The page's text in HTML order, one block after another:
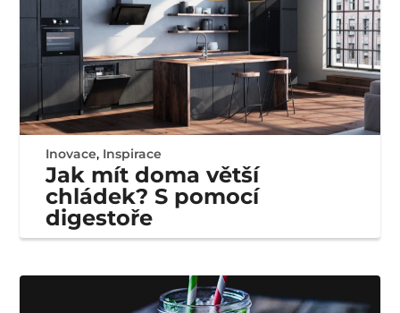
Inovace, Inspirace
Jak mít doma větší
chládek? S pomocí
digestoře